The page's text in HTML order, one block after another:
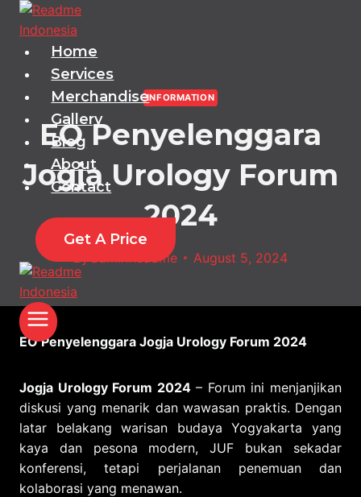
Skip
content
Home
Services
Merchandise
Gallery
Blog
About
Contact
Get A Price
INFORMATION
EO Penyelenggara
Jogja Urology Forum
2024
adminReadme August 5, 2024
EO Penyelenggara Jogja Urology Forum 2024
Jogja Urology Forum 2024 – Forum ini menjanjikan
diskusi yang menarik dan wawasan praktis. Dengan
latar belakang warisan budaya Yogyakarta yang
kaya dan pesona modern, JUF bukan sekadar
konferensi, tetapi perjalanan penemuan dan
kolaborasi yang menawan.